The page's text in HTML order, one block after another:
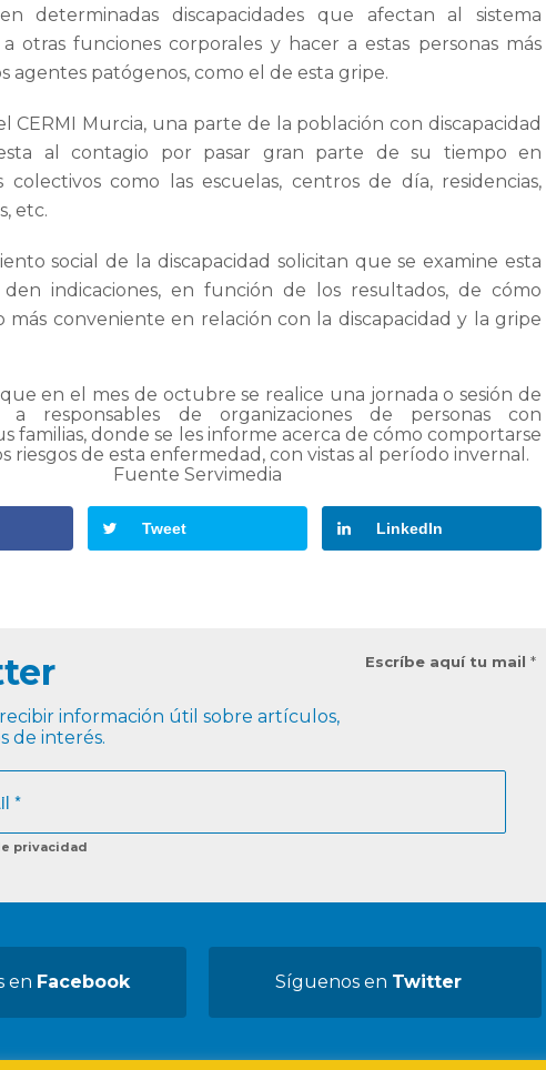
determinadas discapacidades que afectan al sistema
otras funciones corporales y hacer a estas personas más
agentes patógenos, como el de esta gripe.
CERMI Murcia, una parte de la población con discapacidad
al contagio por pasar gran parte de su tiempo en
colectivos como las escuelas, centros de día, residencias,
etc.
social de la discapacidad solicitan que se examine esta
den indicaciones, en función de los resultados, de cómo
conveniente en relación con la discapacidad y la gripe
en el mes de octubre se realice una jornada o sesión de
a responsables de organizaciones de personas con
familias, donde se les informe acerca de cómo comportarse
riesgos de esta enfermedad, con vistas al período invernal.
Fuente Servimedia
Tweet LinkedIn
información útil sobre artículos,
de interés.
Escríbe aquí tu mail *
privacidad
en Facebook Síguenos en Twitter